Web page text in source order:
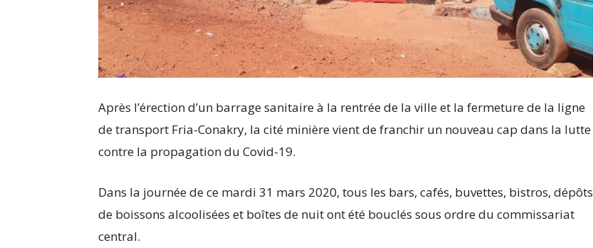
Après l’érection d’un barrage sanitaire à la rentrée de la ville et la fermeture de la ligne
de transport Fria-Conakry, la cité minière vient de franchir un nouveau cap dans la lutte
contre la propagation du Covid-19.
Dans la journée de ce mardi 31 mars 2020, tous les bars, cafés, buvettes, bistros, dépôts
de boissons alcoolisées et boîtes de nuit ont été bouclés sous ordre du commissariat
central.